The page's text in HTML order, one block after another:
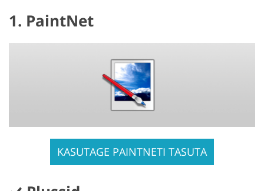
1. PaintNet
KASUTAGE PAINTNETI TASUTA